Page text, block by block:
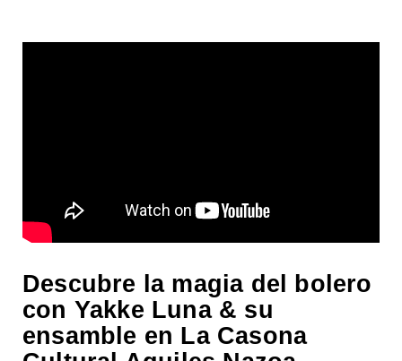
Descubre la magia del bolero
con Yakke Luna & su
ensamble en La Casona